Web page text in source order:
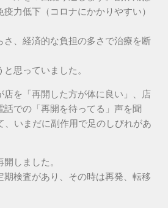
力低下（コロナにかかりやすい）
さ、経済的な負担の多さで治療を断
思っていました。
店を「再開した方が体に良い」、店
話での「再開を待ってる」声を聞
、いまだに副作用で足のしびれがあ
しました。
検査があり、その時は再発、転移